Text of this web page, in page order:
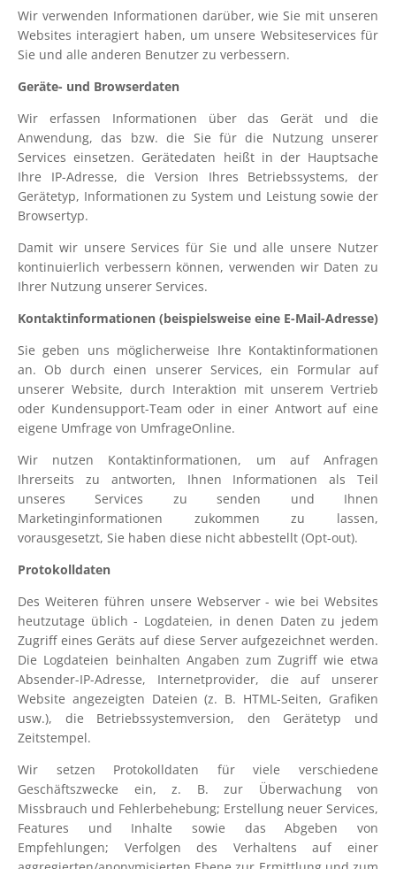
Wir verwenden Informationen darüber, wie Sie mit unseren
Websites interagiert haben, um unsere Websiteservices für
Sie und alle anderen Benutzer zu verbessern.
Geräte- und Browserdaten
Wir erfassen Informationen über das Gerät und die
Anwendung, das bzw. die Sie für die Nutzung unserer
Services einsetzen. Gerätedaten heißt in der Hauptsache
Ihre IP-Adresse, die Version Ihres Betriebssystems, der
Gerätetyp, Informationen zu System und Leistung sowie der
Browsertyp.
Damit wir unsere Services für Sie und alle unsere Nutzer
kontinuierlich verbessern können, verwenden wir Daten zu
Ihrer Nutzung unserer Services.
Kontaktinformationen (beispielsweise eine E-Mail-Adresse)
Sie geben uns möglicherweise Ihre Kontaktinformationen
an. Ob durch einen unserer Services, ein Formular auf
unserer Website, durch Interaktion mit unserem Vertrieb
oder Kundensupport-Team oder in einer Antwort auf eine
eigene Umfrage von UmfrageOnline.
Wir nutzen Kontaktinformationen, um auf Anfragen
Ihrerseits zu antworten, Ihnen Informationen als Teil
unseres Services zu senden und Ihnen
Marketinginformationen zukommen zu lassen,
vorausgesetzt, Sie haben diese nicht abbestellt (Opt-out).
Protokolldaten
Des Weiteren führen unsere Webserver - wie bei Websites
heutzutage üblich - Logdateien, in denen Daten zu jedem
Zugriff eines Geräts auf diese Server aufgezeichnet werden.
Die Logdateien beinhalten Angaben zum Zugriff wie etwa
Absender-IP-Adresse, Internetprovider, die auf unserer
Website angezeigten Dateien (z. B. HTML-Seiten, Grafiken
usw.), die Betriebssystemversion, den Gerätetyp und
Zeitstempel.
Wir setzen Protokolldaten für viele verschiedene
Geschäftszwecke ein, z. B. zur Überwachung von
Missbrauch und Fehlerbehebung; Erstellung neuer Services,
Features und Inhalte sowie das Abgeben von
Empfehlungen; Verfolgen des Verhaltens auf einer